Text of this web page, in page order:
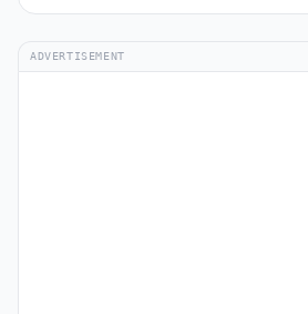
ADVERTISEMENT